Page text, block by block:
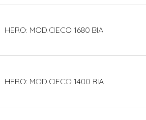
HERO: MOD.CIECO 1680 BIA
HERO: MOD.CIECO 1400 BIA